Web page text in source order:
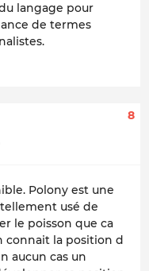
langage pour
de termes
8
Polony est une
usé de
le poisson que ca
connait la position d
aucun cas un